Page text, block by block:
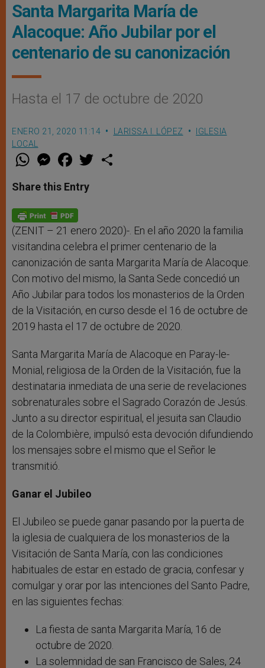
Santa Margarita María de
Alacoque: Año Jubilar por el
centenario de su canonización
Hasta el 17 de octubre de 2020
ENERO 21, 2020 11:14 LARISSA I. LÓPEZ
IGLESIA
LOCAL
W
t
s
p
p
M
e
s
e
g
e
F
a
e
b
o
k
w
Share this Entry
(ZENIT – 21 enero 2020)-. En el año 2020 la familia
visitandina celebra el primer centenario de la
canonización de santa Margarita María de Alacoque.
Con motivo del mismo, la Santa Sede concedió un
Año Jubilar para todos los monasterios de la Orden
de la Visitación, en curso desde el 16 de octubre de
2019 hasta el 17 de octubre de 2020.
Santa Margarita María de Alacoque en Paray-le-
Monial, religiosa de la Orden de la Visitación, fue la
destinataria inmediata de una serie de revelaciones
sobrenaturales sobre el Sagrado Corazón de Jesús.
Junto a su director espiritual, el jesuita san Claudio
de la Colombière, impulsó esta devoción difundiendo
los mensajes sobre el mismo que el Señor le
transmitió.
Ganar el Jubileo
El Jubileo se puede ganar pasando por la puerta de
la iglesia de cualquiera de los monasterios de la
Visitación de Santa María, con las condiciones
habituales de estar en estado de gracia, confesar y
comulgar y orar por las intenciones del Santo Padre,
en las siguientes fechas:
La fiesta de santa Margarita María, 16 de
octubre de 2020.
La solemnidad de san Francisco de Sales, 24